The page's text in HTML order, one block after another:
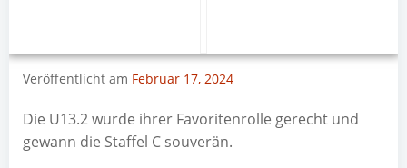
Veröffentlicht am Februar 17, 2024
Die U13.2 wurde ihrer Favoritenrolle gerecht und
gewann die Staffel C souverän.